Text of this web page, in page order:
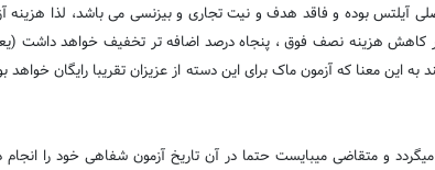
آیلتس بوده و فاقد هدف و نیت تجاری و بیزنسی می باشد، لذا
این معنا که آزمون ماک برای این دسته از عزیزان تقریبا رایگان
و متقاضی میبایست حتما در آن تاریخ آزمون شفاهی خود را